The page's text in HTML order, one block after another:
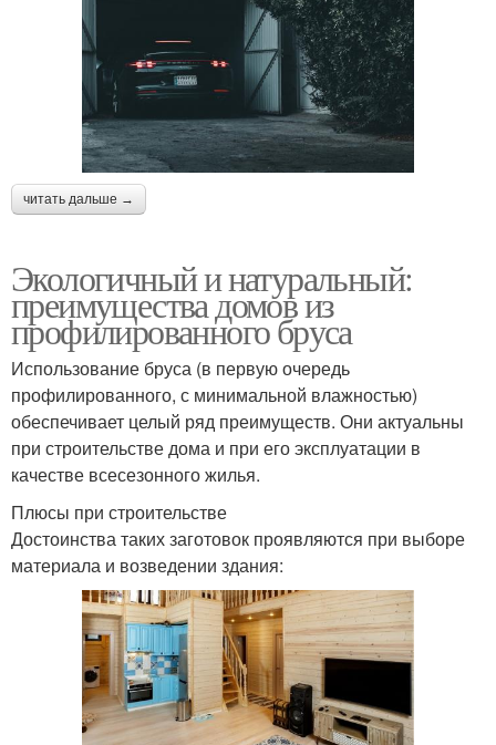
читать дальше →
Экологичный и натуральный:
преимущества домов из
профилированного бруса
Использование бруса (в первую очередь
профилированного, с минимальной влажностью)
обеспечивает целый ряд преимуществ. Они актуальны
при строительстве дома и при его эксплуатации в
качестве всесезонного жилья.
Плюсы при строительстве
Достоинства таких заготовок проявляются при выборе
материала и возведении здания: